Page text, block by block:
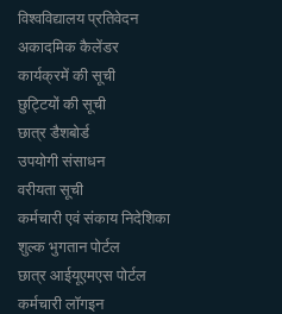
विश्वविद्यालय प्रतिवेदन
अकादमिक कैलेंडर
कार्यक्रमें की सूची
छुट्टियों की सूची
छात्र डैशबोर्ड
उपयोगी संसाधन
वरीयता सूची
कर्मचारी एवं संकाय निदेशिका
शुल्क भुगतान पोर्टल
छात्र आईयूएमएस पोर्टल
कर्मचारी लॉगइन